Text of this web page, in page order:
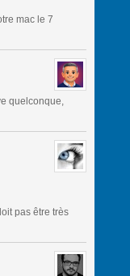
mac le 7
quelconque,
pas être très